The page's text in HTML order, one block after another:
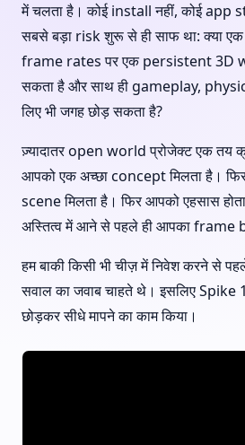
में चलता है। कोई install नहीं, कोई app
सबसे बड़ा risk शुरू से ही साफ था: क्या
frame rates पर एक persistent 3D
सकता है और साथ ही gameplay,
लिए भी जगह छोड़ सकता है?
ज़्यादातर open world प्रोजेक्ट एक तय
आपको एक अच्छा concept मिलता है।
scene मिलता है। फिर आपको एहसास
अस्तित्व में आने से पहले ही आपका frame
हम बाकी किसी भी चीज़ में निवेश करने से
सवाल का जवाब चाहते थे। इसलिए
छोड़कर सीधे मापने का काम किया।